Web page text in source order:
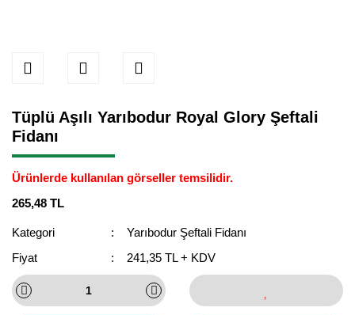
Tüplü Aşılı Yarıbodur Royal Glory Şeftali
Fidanı
Ürünlerde kullanılan görseller temsilidir.
265,48 TL
Kategori
Yarıbodur Şeftali Fidanı
Fiyat
241,35 TL + KDV